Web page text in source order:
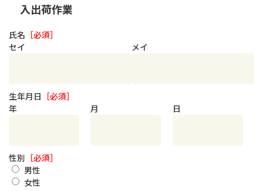
入出荷作業
氏名 ［必須］
セイ
メイ
生年月日 ［必須］
年
月 日
性別 ［必須］
男性
女性